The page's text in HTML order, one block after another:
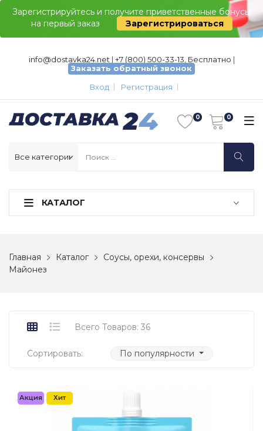
Зарегистрируйтесь и получите приветственные бонусы
на первый заказ
Зарегистрироваться
info@dostavka24.net | +7 (800) 500-33-13, Бесплатно |
Заказать обратный звонок
Вход
Регистрация
КАТАЛОГ
Главная Каталог
Соусы, орехи, консервы
Майонез
Всего Товаров: 36
Сортировать: По популярности
Акция Хит